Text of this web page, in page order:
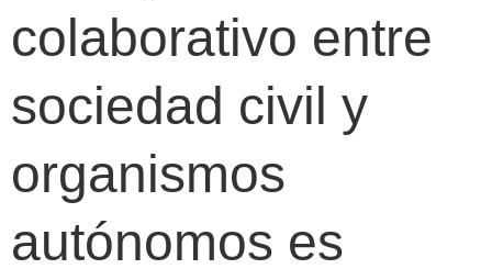
colaborativo entre
sociedad civil y
organismos
autónomos es